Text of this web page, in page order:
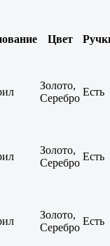
Цвет
Золото,
Серебро
Есть
Золото,
Серебро
Есть
Золото,
Серебро
Есть